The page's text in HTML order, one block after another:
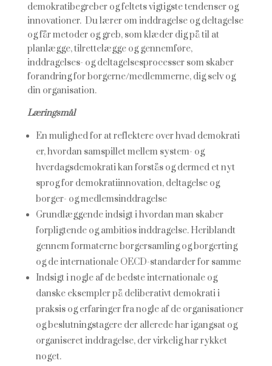
demokratibegreber og feltets vigtigste tendenser og
innovationer. Du lærer om inddragelse og deltagelse
og får metoder og greb, som klæder dig på til at
planlægge, tilrettelægge og gennemføre,
inddragelses- og deltagelsesprocesser som skaber
forandring for borgerne/medlemmerne, dig selv og
din organisation.
Læringsmål
En mulighed for at reflektere over hvad demokrati
er, hvordan samspillet mellem system- og
hverdagsdemokrati kan forstås og dermed et nyt
sprog for demokratiinnovation, deltagelse og
borger- og medlemsinddragelse
Grundlæggende indsigt i hvordan man skaber
forpligtende og ambitiøs inddragelse. Heriblandt
gennem formaterne borgersamling og borgerting
og de internationale OECD-standarder for samme
Indsigt i nogle af de bedste internationale og
danske eksempler på deliberativt demokrati i
praksis og erfaringer fra nogle af de organisationer
og beslutningstagere der allerede har igangsat og
organiseret inddragelse, der virkelig har rykket
noget.